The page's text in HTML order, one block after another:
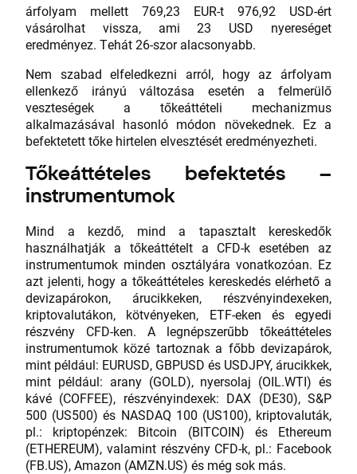
árfolyam mellett 769,23 EUR-t 976,92 USD-ért
vásárolhat vissza, ami 23 USD nyereséget
eredményez. Tehát 26-szor alacsonyabb.
Nem szabad elfeledkezni arról, hogy az árfolyam
ellenkező irányú változása esetén a felmerülő
veszteségek a tőkeáttételi mechanizmus
alkalmazásával hasonló módon növekednek. Ez a
befektetett tőke hirtelen elvesztését eredményezheti.
Tőkeáttételes befektetés –
instrumentumok
Mind a kezdő, mind a tapasztalt kereskedők
használhatják a tőkeáttételt a CFD-k esetében az
instrumentumok minden osztályára vonatkozóan. Ez
azt jelenti, hogy a tőkeáttételes kereskedés elérhető a
devizapárokon, árucikkeken, részvényindexeken,
kriptovalutákon, kötvényeken, ETF-eken és egyedi
részvény CFD-ken. A legnépszerűbb tőkeáttételes
instrumentumok közé tartoznak a főbb devizapárok,
mint például: EURUSD, GBPUSD és USDJPY, árucikkek,
mint például: arany (GOLD), nyersolaj (OIL.WTI) és
kávé (COFFEE), részvényindexek: DAX (DE30), S&P
500 (US500) és NASDAQ 100 (US100), kriptovaluták,
pl.: kriptopénzek: Bitcoin (BITCOIN) és Ethereum
(ETHEREUM), valamint részvény CFD-k, pl.: Facebook
(FB.US), Amazon (AMZN.US) és még sok más.